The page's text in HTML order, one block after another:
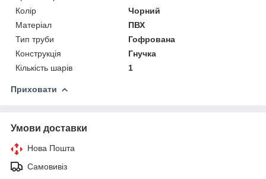
Колір
Чорний
Матеріал
ПВХ
Тип труби
Гофрована
Конструкція
Гнучка
Кількість шарів
1
Приховати
Умови доставки
Нова Пошта
Самовивіз